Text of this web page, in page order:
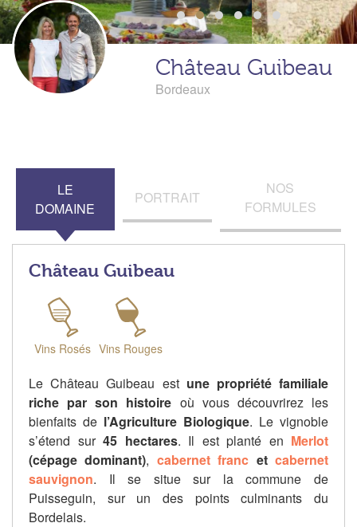
Château Guibeau
Bordeaux
LE
DOMAINE
PORTRAIT
NOS
FORMULES
Château Guibeau
Vins Rosés Vins Rouges
Le Château Guibeau est une propriété familiale
riche par son histoire où vous découvrirez les
bienfaits de l’Agriculture Biologique. Le vignoble
s’étend sur 45 hectares. Il est planté en Merlot
(cépage dominant), cabernet franc etcabernet
sauvignon. Il se situe sur la commune de
Puisseguin, sur un des points culminants du
Bordelais.